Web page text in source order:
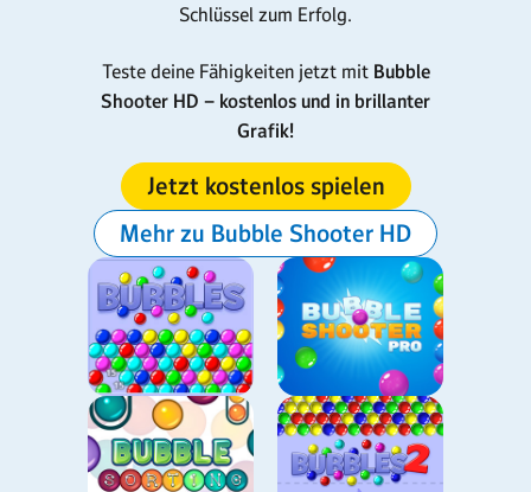
Schlüssel zum Erfolg.
Teste deine Fähigkeiten jetzt mitBubble
Shooter HD – kostenlos und in brillanter
Grafik!
Jetzt kostenlos spielen
Mehr zu Bubble Shooter HD